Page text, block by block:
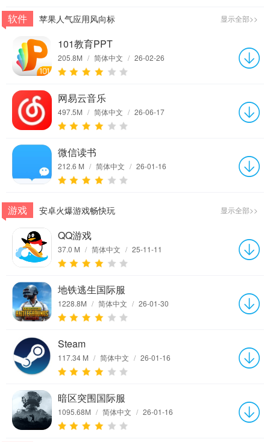
显示全部>>
软件 苹果人气应用风向标
101教育PPT
205.8M / 简体中文 / 26-02-26
网易云音乐
497.5M / 简体中文 / 26-06-17
微信读书
212.6 M / 简体中文 / 26-01-16
显示全部>>
游戏 安卓火爆游戏畅快玩
QQ游戏
37.0 M / 简体中文 / 25-11-11
地铁逃生国际服
1228.8M / 简体中文 / 26-01-30
Steam
117.34 M / 简体中文 / 26-01-16
暗区突围国际服
1095.68M / 简体中文 / 26-01-16